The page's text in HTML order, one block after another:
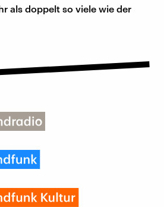
als doppelt so viele wie der